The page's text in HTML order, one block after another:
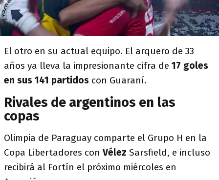
El otro en su actual equipo. El arquero de 33
años ya lleva la impresionante cifra de 17 goles
en sus 141 partidos con Guaraní.
Rivales de argentinos en las
copas
Olimpia de Paraguay comparte el Grupo H en la
Copa Libertadores conVélez Sarsfield, e incluso
recibirá al Fortín el próximo miércoles en